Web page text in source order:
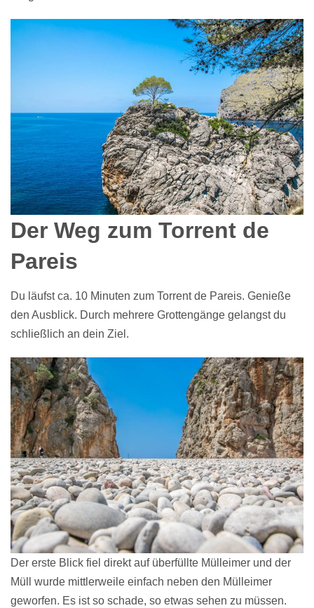
Der Weg zum Torrent de
Pareis
Du läufst ca. 10 Minuten zum Torrent de Pareis. Genieße
den Ausblick. Durch mehrere Grottengänge gelangst du
schließlich an dein Ziel.
Der erste Blick fiel direkt auf überfüllte Mülleimer und der
Müll wurde mittlerweile einfach neben den Mülleimer
geworfen. Es ist so schade, so etwas sehen zu müssen.